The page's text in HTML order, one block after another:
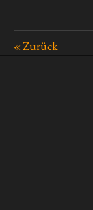
«Zurück